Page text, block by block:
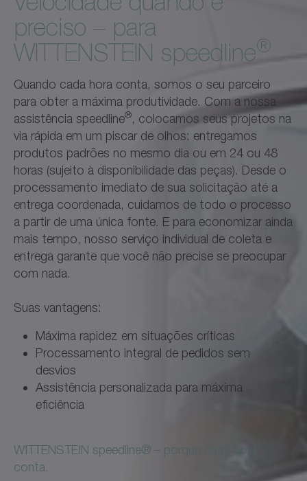
preciso – para
WITTENSTEIN speedline®
Quando cada hora conta, somos o seu parceiro
para obter a máxima produtividade. Com a nossa
assistência speedline®, colocamos seus projetos na
via rápida em um piscar de olhos: entregamos
produtos padrões no mesmo dia ou em 24 ou 48
horas (sujeito à disponibilidade das peças). Desde o
processamento imediato de sua solicitação até a
entrega coordenada, cuidamos de todo o processo
a partir de uma única fonte. E para economizar ainda
mais tempo, nosso serviço individual de coleta e
entrega garante que você não precise se preocupar
com nada.
Suas vantagens:
Máxima rapidez em situações críticas
Processamento integral de pedidos sem
desvios
Assistência personalizada para máxima
eficiência
WITTENSTEIN speedline® – porque cada hora
conta.